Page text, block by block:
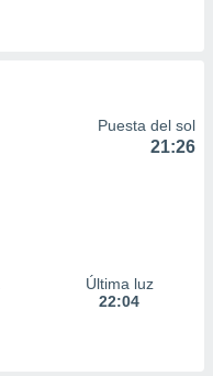
Puesta del sol
21:26
Última luz
22:04